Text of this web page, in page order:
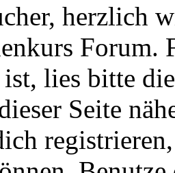
herzlich
Forum.
ist, lies bitte
Seite